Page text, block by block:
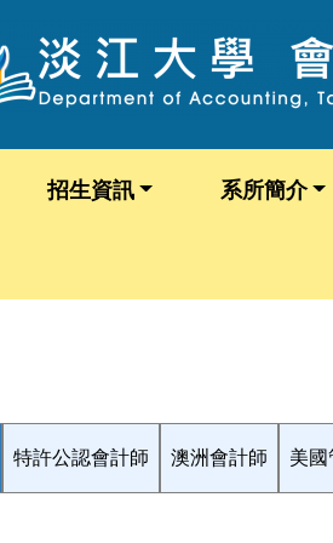
招生資訊 系所簡介
特許公認會計師 澳洲會計師 美國